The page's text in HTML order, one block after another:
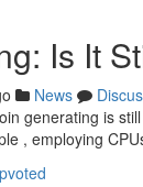
Is It
News
generating is
, employing